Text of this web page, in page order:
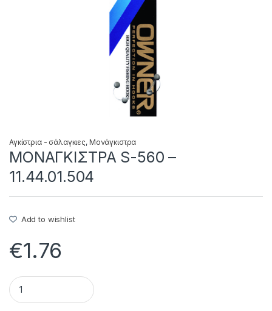
Αγκίστρια - σάλαγκιες, Μονάγκιστρα
ΜΟΝΑΓΚΙΣΤΡΑ S-560 –
11.44.01.504
Add to wishlist
€1.76
ΜΟΝΑΓΚΙΣΤΡΑ S-560 - 11.44.01.504 quantity